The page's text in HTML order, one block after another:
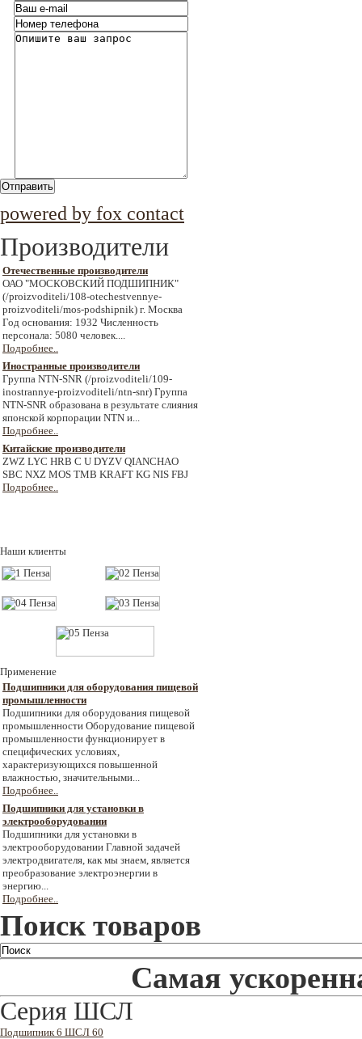
Отправить
powered by fox contact
Производители
Отечественные производители
ОАО "МОСКОВСКИЙ ПОДШИПНИК"
(/proizvoditeli/108-otechestvennye-
proizvoditeli/mos-podshipnik) г. Москва
Год основания: 1932 Численность
персонала: 5080 человек....
Подробнее..
Иностранные производители
Группа NTN-SNR (/proizvoditeli/109-
inostrannye-proizvoditeli/ntn-snr) Группа
NTN-SNR образована в результате слияния
японской корпорации NTN и...
Подробнее..
Китайские производители
ZWZ LYC HRB C U DYZV QIANCHAO
SBC NXZ MOS TMB KRAFT KG NIS FBJ
Подробнее..
Наши клиенты
Применение
Подшипники для оборудования пищевой
промышленности
Подшипники для оборудования пищевой
промышленности Оборудование пищевой
промышленности функционирует в
специфических условиях,
характеризующихся повышенной
влажностью, значительными...
Подробнее..
Подшипники для установки в
электрооборудовании
Подшипники для установки в
электрооборудовании Главной задачей
электродвигателя, как мы знаем, является
преобразование электроэнергии в
энергию...
Подробнее..
Поиск товаров
Самая
Cерия ШСЛ
Подшипник 6 ШСЛ 60